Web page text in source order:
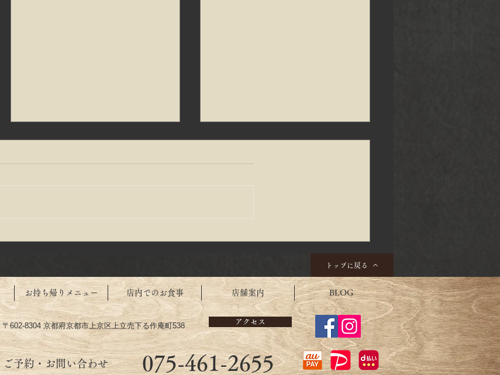
う巻たくさん鰻入れています
寒い季節だから、心温まる毎
日をすごしたいものですね。
トップに戻る
お持ち帰りメニュー 店内でのお食事 店舗案内 BLOG
〒602-8304 京都府京都市上京区上立売下る作庵町538 アクセス
​ご予約・お問い合わせ 075-461-2655